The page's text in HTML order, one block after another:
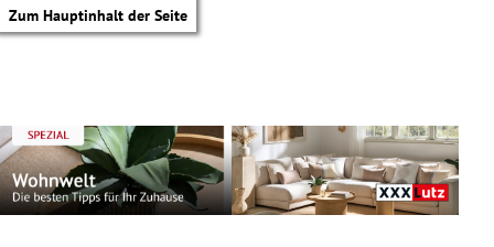
Zum Hauptinhalt der Seite